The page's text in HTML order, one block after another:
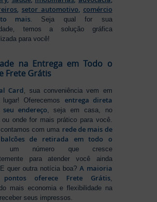
, setor automotivo, comércio
mais. Seja qual for sua
temos a solução gráfica
para você!
na Entrega em Todo o
Frete Grátis
Card , sua conveniência vem em
lugar! Oferecemos entrega direta
endereço , seja em casa, no
ou onde for mais prático para você.
com uma rede de mais de
balcões de retirada em todo o
um número que cresce
para atender você ainda
quer outra notícia boa?A maioria
pontos oferece Frete Grátis,
mais economia e flexibilidade na
seus impressos.